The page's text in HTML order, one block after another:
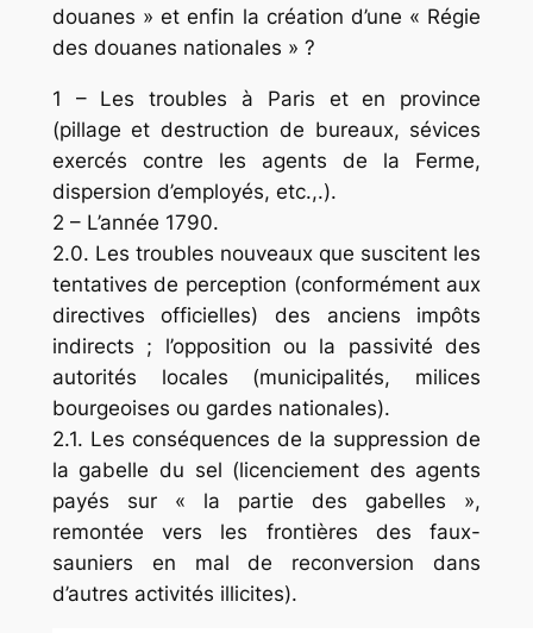
douanes » et enfin la création d’une « Régie
des douanes nationales » ?
1 – Les troubles à Paris et en province
(pillage et destruction de bureaux, sévices
exercés contre les agents de la Ferme,
dispersion d’employés, etc.,.).
2 – L’année 1790.
2.0. Les troubles nouveaux que suscitent les
tentatives de perception (conformément aux
directives officielles) des anciens impôts
indi­rects ; l’opposition ou la passivité des
autorités locales (municipalités, milices
bourgeoises ou gardes nationales).
2.1. Les conséquences de la suppression de
la gabelle du sel (licenciement des agents
payés sur « la partie des gabelles »,
remontée vers les frontières des faux-
sauniers en mal de recon­version dans
d’autres activités illicites).